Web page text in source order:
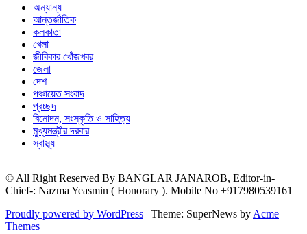
অন্যান্য
আন্তর্জাতিক
কলকাতা
খেলা
জীবিকার খোঁজখবর
জেলা
দেশ
পঞ্চায়েত সংবাদ
প্রচ্ছদ
বিনোদন, সংস্কৃতি ও সাহিত্য
মুখ্যমন্ত্রীর দরবার
স্বাস্থ্য
© All Right Reserved By BANGLAR JANAROB, Editor-in-
Chief-: Nazma Yeasmin ( Honorary ). Mobile No +917980539161
Proudly powered by WordPress | Theme: SuperNews by Acme
Themes